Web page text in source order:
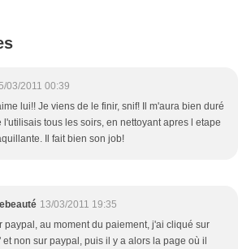
03/2011 00:39
lui!! Je viens de le finir, snif! Il m'aura bien duré
l'utilisais tous les soirs, en nettoyant apres l etape
Il fait bien son job!
13/03/2011 19:35
paypal, au moment du paiement, j'ai cliqué sur
et non sur paypal, puis il y a alors la page où il